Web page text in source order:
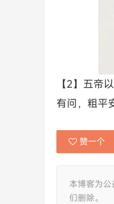
【2】五帝
有问，粗平
赞一个
本博客为
们删除。